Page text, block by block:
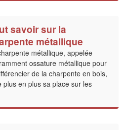
savoir sur la
métallique
métallique, appelée
ossature métallique pour
de la charpente en bois,
plus en plus sa place sur les